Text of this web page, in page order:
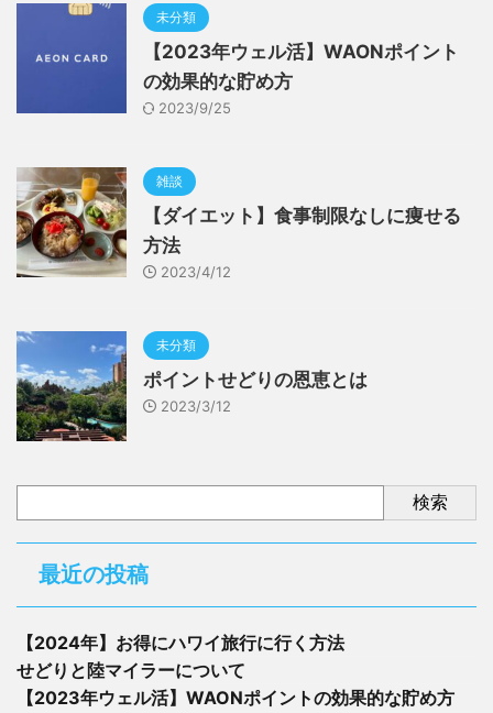
未分類
【2023年ウェル活】WAONポイント
の効果的な貯め方
2023/9/25
雑談
【ダイエット】食事制限なしに痩せる
方法
2023/4/12
未分類
ポイントせどりの恩恵とは
2023/3/12
検索
最近の投稿
【2024年】お得にハワイ旅行に行く方法
せどりと陸マイラーについて
【2023年ウェル活】WAONポイントの効果的な貯め方